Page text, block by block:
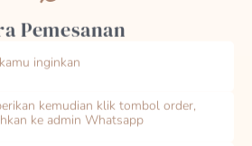
Pemesanan
inginkan
kemudian klik tombol order,
ke admin Whatsapp